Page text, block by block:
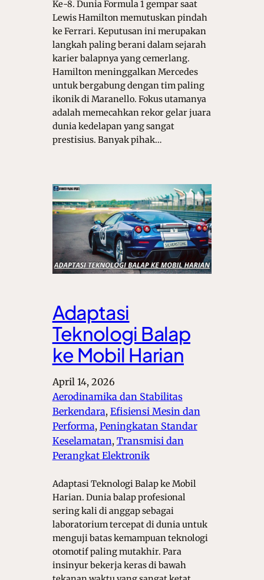
Ke-8. Dunia Formula 1 gempar saat
Lewis Hamilton memutuskan pindah
ke Ferrari. Keputusan ini merupakan
langkah paling berani dalam sejarah
karier balapnya yang cemerlang.
Hamilton meninggalkan Mercedes
untuk bergabung dengan tim paling
ikonik di Maranello. Fokus utamanya
adalah memecahkan rekor gelar juara
dunia kedelapan yang sangat
prestisius. Banyak pihak…
Adaptasi
Teknologi Balap
ke Mobil Harian
April 14, 2026
Aerodinamika dan Stabilitas
Berkendara, Efisiensi Mesin dan
Performa, Peningkatan Standar
Keselamatan, Transmisi dan
Perangkat Elektronik
Adaptasi Teknologi Balap ke Mobil
Harian. Dunia balap profesional
sering kali di anggap sebagai
laboratorium tercepat di dunia untuk
menguji batas kemampuan teknologi
otomotif paling mutakhir. Para
insinyur bekerja keras di bawah